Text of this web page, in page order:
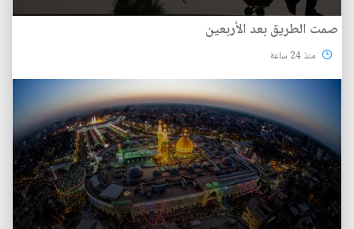
صمت الطريق بعد الأربعين
منذ 24 ساعة